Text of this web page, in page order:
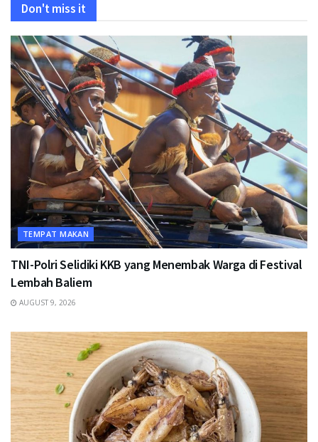
Don't miss it
TEMPAT MAKAN
TNI-Polri Selidiki KKB yang Menembak Warga di Festival
Lembah Baliem
AUGUST 9, 2026